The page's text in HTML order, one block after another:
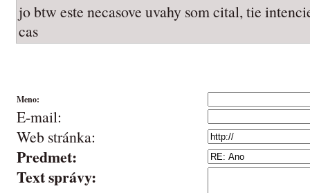
jo btw este necasove uvahy som cital, tie
cas
Meno:
E-mail:
Web stránka:
Predmet:
Text správy: